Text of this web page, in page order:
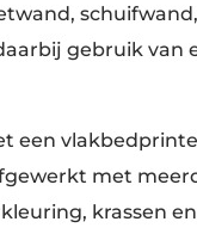
gebruik van
een
met
krassen